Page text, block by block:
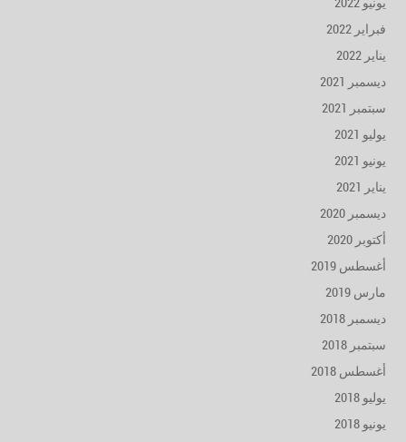
يونيو 2022
فبراير 2022
يناير 2022
ديسمبر 2021
سبتمبر 2021
يوليو 2021
يونيو 2021
يناير 2021
ديسمبر 2020
أكتوبر 2020
أغسطس 2019
مارس 2019
ديسمبر 2018
سبتمبر 2018
أغسطس 2018
يوليو 2018
يونيو 2018